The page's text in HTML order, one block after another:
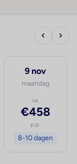
9 nov
maandag
va.
€458
p.p.
8-10 dagen